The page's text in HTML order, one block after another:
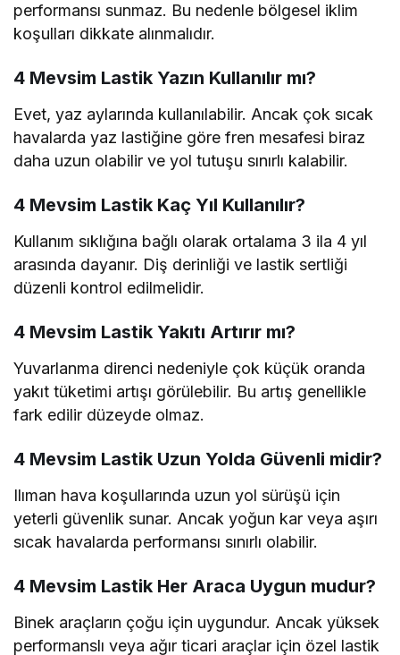
performansı sunmaz. Bu nedenle bölgesel iklim
koşulları dikkate alınmalıdır.
4 Mevsim Lastik Yazın Kullanılır mı?
Evet, yaz aylarında kullanılabilir. Ancak çok sıcak
havalarda yaz lastiğine göre fren mesafesi biraz
daha uzun olabilir ve yol tutuşu sınırlı kalabilir.
4 Mevsim Lastik Kaç Yıl Kullanılır?
Kullanım sıklığına bağlı olarak ortalama 3 ila 4 yıl
arasında dayanır. Diş derinliği ve lastik sertliği
düzenli kontrol edilmelidir.
4 Mevsim Lastik Yakıtı Artırır mı?
Yuvarlanma direnci nedeniyle çok küçük oranda
yakıt tüketimi artışı görülebilir. Bu artış genellikle
fark edilir düzeyde olmaz.
4 Mevsim Lastik Uzun Yolda Güvenli midir?
Ilıman hava koşullarında uzun yol sürüşü için
yeterli güvenlik sunar. Ancak yoğun kar veya aşırı
sıcak havalarda performansı sınırlı olabilir.
4 Mevsim Lastik Her Araca Uygun mudur?
Binek araçların çoğu için uygundur. Ancak yüksek
performanslı veya ağır ticari araçlar için özel lastik